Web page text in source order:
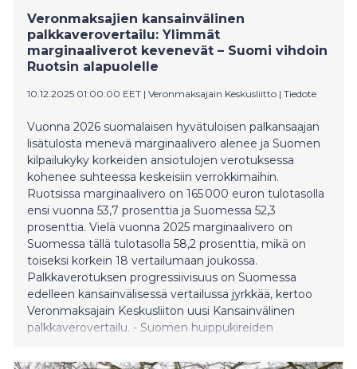
Veronmaksajien kansainvälinen
palkkaverovertailu: Ylimmät
marginaaliverot kevenevät – Suomi vihdoin
Ruotsin alapuolelle
10.12.2025 01:00:00 EET | Veronmaksajain Keskusliitto | Tiedote
Vuonna 2026 suomalaisen hyvätuloisen palkansaajan
lisätulosta menevä marginaalivero alenee ja Suomen
kilpailukyky korkeiden ansiotulojen verotuksessa
kohenee suhteessa keskeisiin verrokkimaihin.
Ruotsissa marginaalivero on 165 000 euron tulotasolla
ensi vuonna 53,7 prosenttia ja Suomessa 52,3
prosenttia. Vielä vuonna 2025 marginaalivero on
Suomessa tällä tulotasolla 58,2 prosenttia, mikä on
toiseksi korkein 18 vertailumaan joukossa.
Palkkaverotuksen progressiivisuus on Suomessa
edelleen kansainvälisessä vertailussa jyrkkää, kertoo
Veronmaksajain Keskusliiton uusi Kansainvälinen
palkkaverovertailu. - Suomen huippukireiden
on perusteltua jo sen takia, ettei niiden ole millään